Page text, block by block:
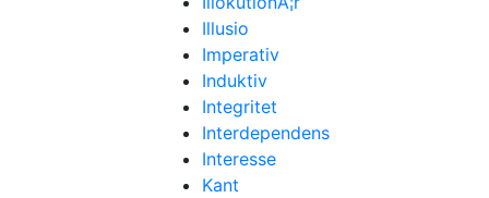
Illusio
Imperativ
Induktiv
Integritet
Interdependens
Interesse
Kant